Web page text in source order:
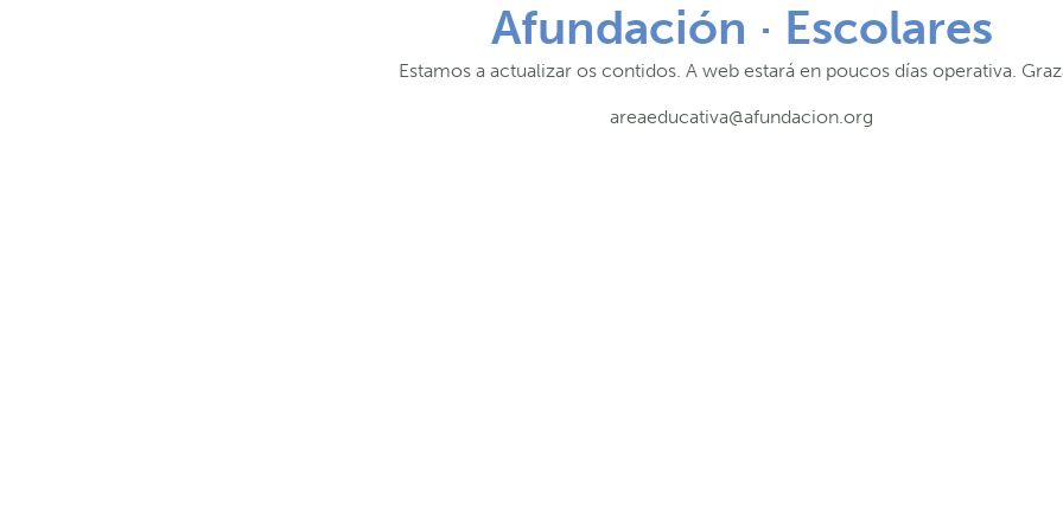
Afundación · Escolares
Estamos a actualizar os contidos. A web estará en poucos días operativa.
areaeducativa@afundacion.org